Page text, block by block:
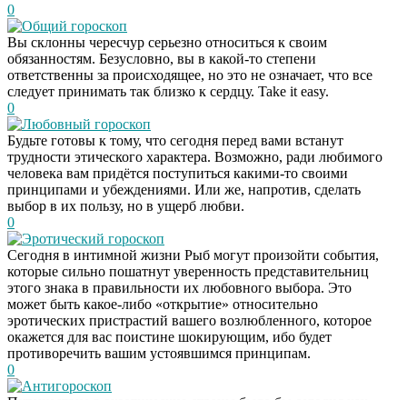
0
Общий гороскоп
Вы склонны чересчур серьезно относиться к своим
обязанностям. Безусловно, вы в какой-то степени
ответственны за происходящее, но это не означает, что все
следует принимать так близко к сердцу. Take it easy.
0
Любовный гороскоп
Будьте готовы к тому, что сегодня перед вами встанут
трудности этического характера. Возможно, ради любимого
человека вам придётся поступиться какими-то своими
принципами и убеждениями. Или же, напротив, сделать
выбор в их пользу, но в ущерб любви.
0
Эротический гороскоп
Сегодня в интимной жизни Рыб могут произойти события,
которые сильно пошатнут уверенность представительниц
этого знака в правильности их любовного выбора. Это
может быть какое-либо «открытие» относительно
эротических пристрастий вашего возлюбленного, которое
окажется для вас поистине шокирующим, ибо будет
противоречить вашим устоявшимся принципам.
0
Антигороскоп